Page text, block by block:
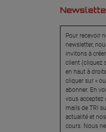
Pour recevoir
newsletter,
invitons à
client (cliquez
en haut à
cliquer sur «
abonner. En
vous acceptez
mails de TRI
actualité et
cours. Nous